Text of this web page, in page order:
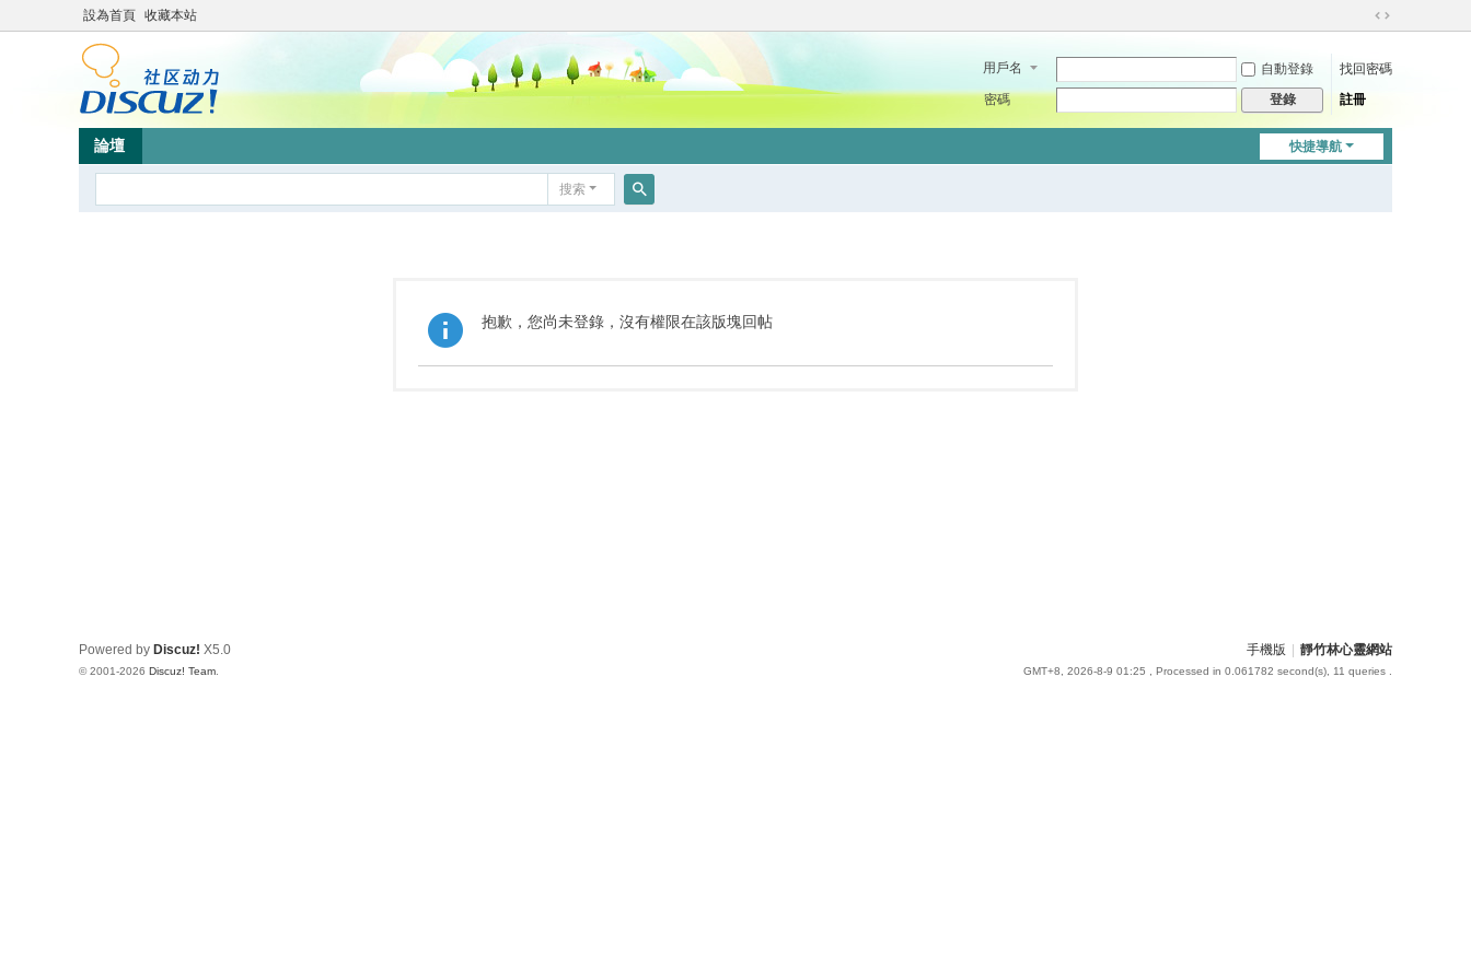
設為首頁 收藏本站
切
到
用戶名 自動登錄
找回密碼
密碼
登錄 註冊
快捷導航
論壇
搜索
抱歉，您尚未登錄，沒有權限在該版塊回帖
手機版 靜竹林心靈網站
GMT+8, 2026-8-9 01:25 , Processed in 0.061782 second(s), 11 queries .
Powered by Discuz! X5.0
© 2001-2026 Discuz! Team